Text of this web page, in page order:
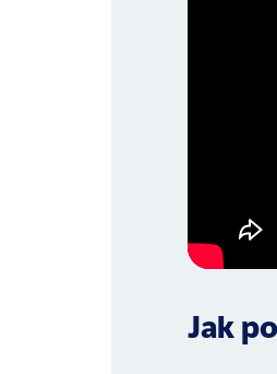
Jak